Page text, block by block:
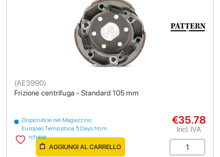
Frizione centrifuga - Standard 105 mm
(AE3990)
Disponibile nel Magazzino
Europeo Tempistica 5 Days from
purchase
€35.78
Incl. IVA
AGGIUNGI AL CARRELLO